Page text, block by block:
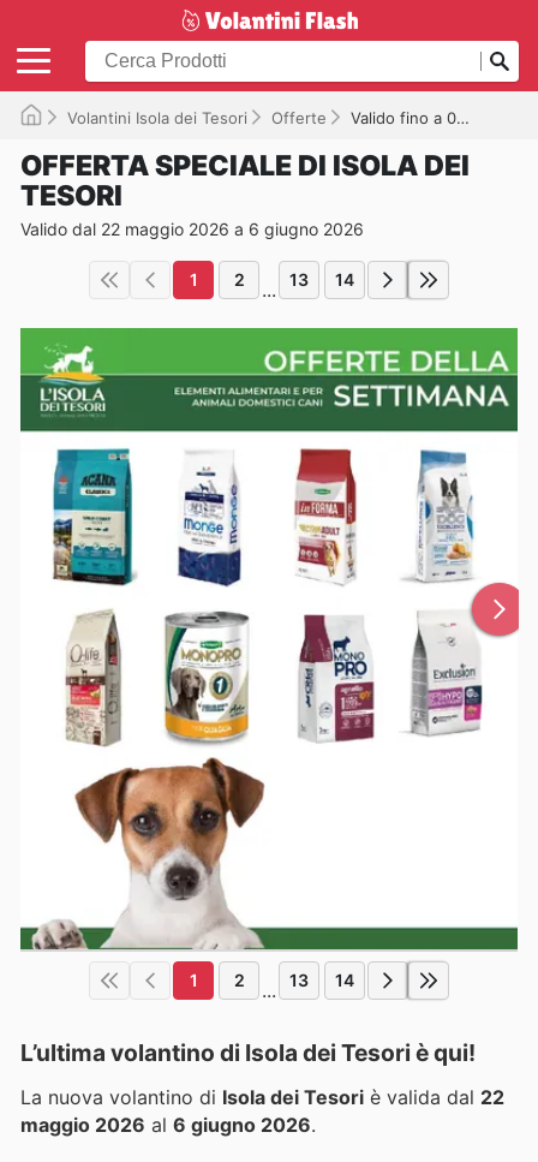
Volantini Isola dei Tesori Offerte Valido fino a 06/06/2026
OFFERTA SPECIALE DI ISOLA DEI
TESORI
Valido dal 22 maggio 2026 a 6 giugno 2026
1 2 ... 13 14
1 2 ... 13 14
L’ultima volantino di Isola dei Tesori è qui!
La nuova volantino di Isola dei Tesori è valida dal 22
maggio 2026 al 6 giugno 2026.